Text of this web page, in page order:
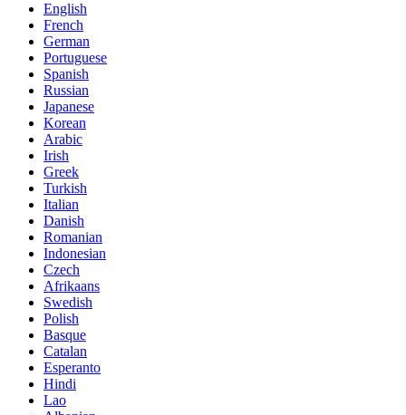
English
French
German
Portuguese
Spanish
Russian
Japanese
Korean
Arabic
Irish
Greek
Turkish
Italian
Danish
Romanian
Indonesian
Czech
Afrikaans
Swedish
Polish
Basque
Catalan
Esperanto
Hindi
Lao